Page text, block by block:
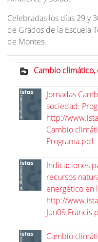
Celebradas los días 29 y
de Grados de la Escuela
de Montes.
Cambio
Jornadas
sociedad.
http://
Cambio
Programa.pdf
Indicaciones
recursos
energético en
http://
Cambio